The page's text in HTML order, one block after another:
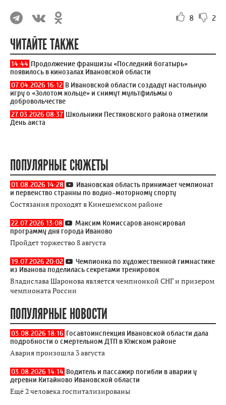
8 2
ЧИТАЙТЕ ТАКЖЕ
14:44 Продолжение франшизы «Последний богатырь»
появилось в кинозалах Ивановской области
07.04.2026 16:12 В Ивановской области создадут настольную
игру о «Золотом кольце» и снимут мультфильмы о
добровольчестве
27.03.2026 08:37 Школьники Пестяковского района отметили
День аиста
ПОПУЛЯРНЫЕ СЮЖЕТЫ
01.08.2026 14:28
Ивановская область принимает чемпионат
и первенство странны по водно-моторному спорту
Состязания проходят в Кинешемском районе
22.07.2026 13:08
Максим Комиссаров анонсировал
программу дня города Иваново
Пройдет торжество 8 августа
19.07.2026 20:02
Чемпионка по художественной гимнастике
из Иванова поделилась секретами тренировок
Владислава Шаронова является чемпионкой СНГ и призером
чемпионата России
ПОПУЛЯРНЫЕ НОВОСТИ
03.08.2026 18:16 Госавтоинспекция Ивановской области дала
подробности о смертельном ДТП в Южском районе
Авария произошла 3 августа
03.08.2026 14:14 Водитель и пассажир погибли в аварии у
деревни Китайново Ивановской области
Ещё 2 человека госпитализированы